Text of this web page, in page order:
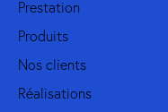
Prestation
Produits
Nos clients
Réalisations